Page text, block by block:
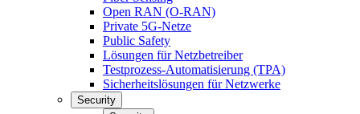
Open RAN (O-RAN)
Private 5G-Netze
Public Safety
Lösungen für Netzbetreiber
Testprozess-Automatisierung (TPA)
Sicherheitslösungen für Netzwerke
Security